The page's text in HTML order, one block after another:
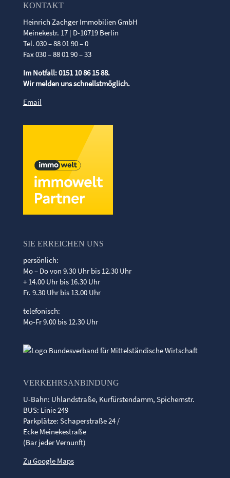
KONTAKT
Heinrich Zachger Immobilien GmbH
Meinekestr. 17 | D-10719 Berlin
Tel. 030 – 88 01 90 – 0
Fax 030 – 88 01 90 – 33
Im Notfall: 0151 10 86 15 88.
Wir melden uns schnellstmöglich.
Email
SIE ERREICHEN UNS
persönlich:
Mo – Do von 9.30 Uhr bis 12.30 Uhr
+ 14.00 Uhr bis 16.30 Uhr
Fr. 9.30 Uhr bis 13.00 Uhr
telefonisch:
Mo-Fr 9.00 bis 12.30 Uhr
VERKEHRSANBINDUNG
U-Bahn: Uhlandstraße, Kurfürstendamm, Spichernstr.
BUS: Linie 249
Parkplätze: Schaperstraße 24 /
Ecke Meinekestraße
(Bar jeder Vernunft)
Zu Google Maps